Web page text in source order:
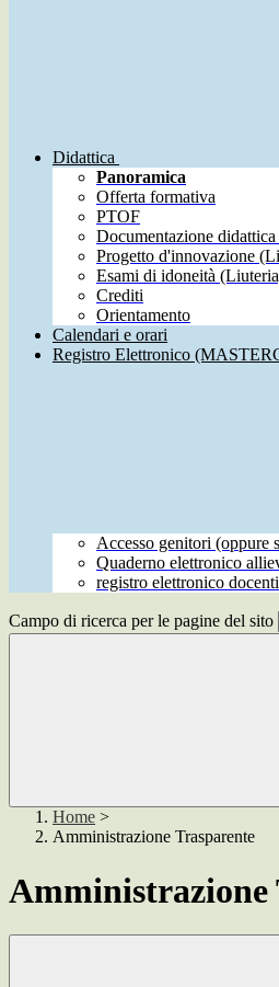
Didattica
Panoramica
Offerta formativa
PTOF
Documentazione didattica
Progetto d'innovazione
Esami di idoneità
Crediti
Orientamento
Calendari e orari
Registro Elettronico
Accesso genitori (oppure
Quaderno elettronico
registro elettronico docenti
Campo di ricerca per le pagine del sito
Home >
Amministrazione Trasparente
Amministrazione